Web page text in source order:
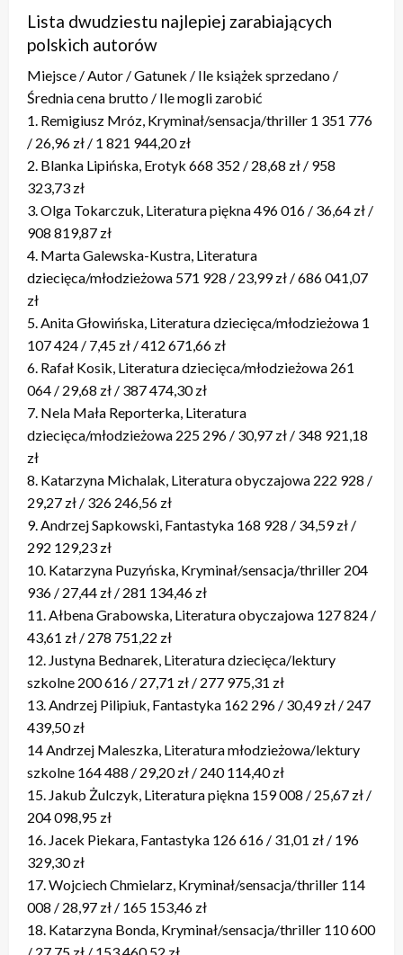
Lista dwudziestu najlepiej zarabiających
polskich autorów
Miejsce / Autor / Gatunek / Ile książek sprzedano /
Średnia cena brutto / Ile mogli zarobić
1. Remigiusz Mróz, Kryminał/sensacja/thriller 1 351 776
/ 26,96 zł / 1 821 944,20 zł
2. Blanka Lipińska, Erotyk 668 352 / 28,68 zł / 958
323,73 zł
3. Olga Tokarczuk, Literatura piękna 496 016 / 36,64 zł /
908 819,87 zł
4. Marta Galewska-Kustra, Literatura
dziecięca/młodzieżowa 571 928 / 23,99 zł / 686 041,07
zł
5. Anita Głowińska, Literatura dziecięca/młodzieżowa 1
107 424 / 7,45 zł / 412 671,66 zł
6. Rafał Kosik, Literatura dziecięca/młodzieżowa 261
064 / 29,68 zł / 387 474,30 zł
7. Nela Mała Reporterka, Literatura
dziecięca/młodzieżowa 225 296 / 30,97 zł / 348 921,18
zł
8. Katarzyna Michalak, Literatura obyczajowa 222 928 /
29,27 zł / 326 246,56 zł
9. Andrzej Sapkowski, Fantastyka 168 928 / 34,59 zł /
292 129,23 zł
10. Katarzyna Puzyńska, Kryminał/sensacja/thriller 204
936 / 27,44 zł / 281 134,46 zł
11. Ałbena Grabowska, Literatura obyczajowa 127 824 /
43,61 zł / 278 751,22 zł
12. Justyna Bednarek, Literatura dziecięca/lektury
szkolne 200 616 / 27,71 zł / 277 975,31 zł
13. Andrzej Pilipiuk, Fantastyka 162 296 / 30,49 zł / 247
439,50 zł
14 Andrzej Maleszka, Literatura młodzieżowa/lektury
szkolne 164 488 / 29,20 zł / 240 114,40 zł
15. Jakub Żulczyk, Literatura piękna 159 008 / 25,67 zł /
204 098,95 zł
16. Jacek Piekara, Fantastyka 126 616 / 31,01 zł / 196
329,30 zł
17. Wojciech Chmielarz, Kryminał/sensacja/thriller 114
008 / 28,97 zł / 165 153,46 zł
18. Katarzyna Bonda, Kryminał/sensacja/thriller 110 600